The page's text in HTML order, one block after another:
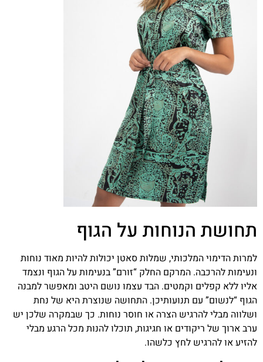
תחושת הנוחות על הגוף
למרות הדימוי המלכותי, שמלות סאטן יכולות להיות מאוד נוחות
ונעימות להרכבה. המרקם החלק “זורם” בנעימות על הגוף ונצמד
אליו ללא קפלים וקמטים. הבד עצמו נושם היטב ומאפשר למבנה
הגוף “לנשום” עם תנועותיכן. התחושה שנוצרת היא של נחת
ושלווה מבלי להרגיש הצרה או חוסר נוחות. כך שבמקרה שלכן יש
ערב ארוך של ריקודים או חגיגות, תוכלו להנות מכל הרגע מבלי
להזיע או להרגיש לחץ כלשהו.